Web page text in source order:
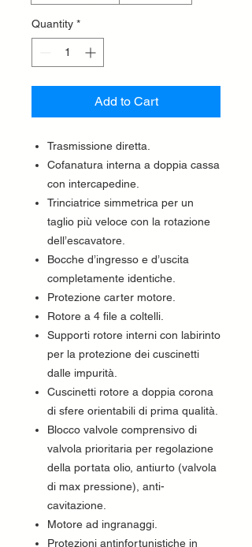
Quantity *
Add to Cart
Trasmissione diretta.
Cofanatura interna a doppia cassa
con intercapedine.
Trinciatrice simmetrica per un
taglio più veloce con la rotazione
dell’escavatore.
Bocche d’ingresso e d’uscita
completamente identiche.
Protezione carter motore.
Rotore a 4 file a coltelli.
Supporti rotore interni con labirinto
per la protezione dei cuscinetti
dalle impurità.
Cuscinetti rotore a doppia corona
di sfere orientabili di prima qualità.
Blocco valvole comprensivo di
valvola prioritaria per regolazione
della portata olio, antiurto (valvola
di max pressione), anti-
cavitazione.
Motore ad ingranaggi.
Protezioni antinfortunistiche in